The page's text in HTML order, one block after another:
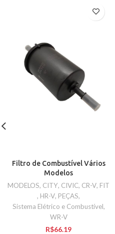
Filtro de Combustível Vários
Modelos
MODELOS, CITY, CIVIC, CR-V, FIT
, HR-V, PEÇAS,
Sistema Elétrico e Combustível,
WR-V
R$